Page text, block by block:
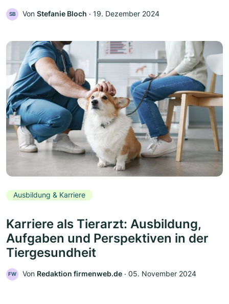
SB Von Stefanie Bloch ‧ 19. Dezember 2024
Ausbildung & Karriere
Karriere als Tierarzt: Ausbildung,
Aufgaben und Perspektiven in der
Tiergesundheit
FW Von Redaktion firmenweb.de ‧ 05. November 2024